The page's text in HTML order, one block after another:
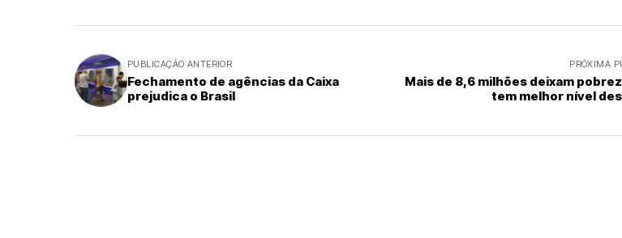
PUBLICAÇÃO ANTERIOR
Fechamento de agências da Caixa
prejudica o Brasil
PRÓXIMA
Mais de 8,6 milhões deixam
tem melhor nível